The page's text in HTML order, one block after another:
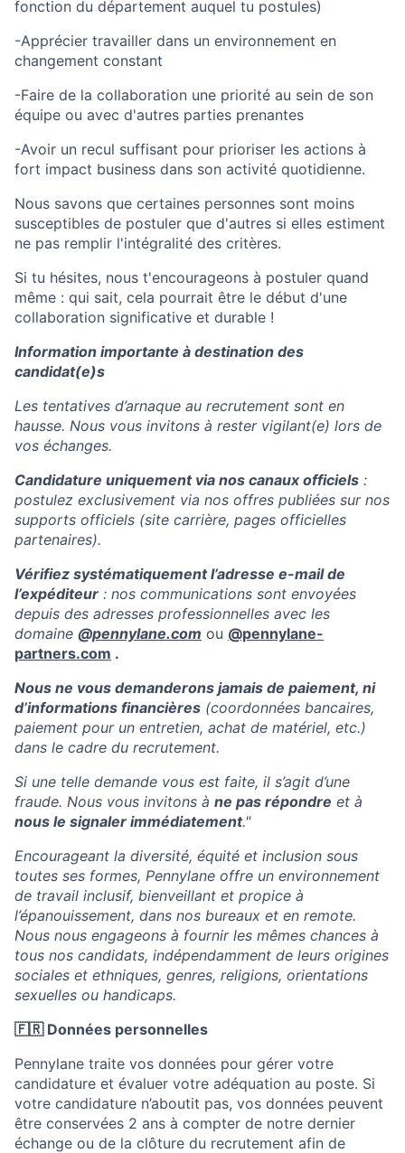
fonction du département auquel tu postules)
-Apprécier travailler dans un environnement en
changement constant
-Faire de la collaboration une priorité au sein de son
équipe ou avec d'autres parties prenantes
-Avoir un recul suffisant pour prioriser les actions à
fort impact business dans son activité quotidienne.
Nous savons que certaines personnes sont moins
susceptibles de postuler que d'autres si elles estiment
ne pas remplir l'intégralité des critères.
Si tu hésites, nous t'encourageons à postuler quand
même : qui sait, cela pourrait être le début d'une
collaboration significative et durable !
Information importante à destination des
candidat(e)s
Les tentatives d’arnaque au recrutement sont en
hausse. Nous vous invitons à rester vigilant(e) lors de
vos échanges.
Candidature uniquement via nos canaux officiels :
postulez exclusivement via nos offres publiées sur nos
supports officiels (site carrière, pages officielles
partenaires).
Vérifiez systématiquement l’adresse e-mail de
l’expéditeur : nos communications sont envoyées
depuis des adresses professionnelles avec les
domaine @pennylane.com ou @pennylane-
partners.com .
Nous ne vous demanderons jamais de paiement, ni
d’informations financières (coordonnées bancaires,
paiement pour un entretien, achat de matériel, etc.)
dans le cadre du recrutement.
Si une telle demande vous est faite, il s’agit d’une
fraude. Nous vous invitons à ne pas répondre et à
nous le signaler immédiatement."
Encourageant la diversité, équité et inclusion sous
toutes ses formes, Pennylane offre un environnement
de travail inclusif, bienveillant et propice à
l’épanouissement, dans nos bureaux et en remote.
Nous nous engageons à fournir les mêmes chances à
tous nos candidats, indépendamment de leurs origines
sociales et ethniques, genres, religions, orientations
sexuelles ou handicaps.
🇫🇷 Données personnelles
Pennylane traite vos données pour gérer votre
candidature et évaluer votre adéquation au poste. Si
votre candidature n’aboutit pas, vos données peuvent
être conservées 2 ans à compter de notre dernier
échange ou de la clôture du recrutement afin de